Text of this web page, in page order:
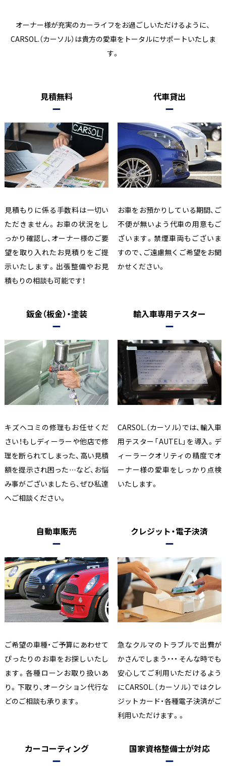
オーナー様が充実のカーライフをお過ごしいただけるように、
CARSOL.（カーソル）は貴方の愛車をトータルにサポートいたしま
す。
見積無料
見積もりに係る手数料は一切い
ただきません。お車の状況をし
っかり確認し、オーナー様のご要
望を取り入れたお見積りをご提
示いたします。出張整備やお見
積もりの相談も可能です！
代車貸出
お車をお預かりしている期間、ご
不便が無いよう代車の用意もご
ざいます。禁煙車両もございま
すので、ご遠慮無くご希望をお聞
かせください。
鈑金（板金）・塗装
キズヘコミの修理もお任せくだ
さい！もしディーラーや他店で修
理を断られてしまった、高い見積
額を提示され困った…など、お悩
み事がございましたら、ぜひ私達
へご相談ください。
輸入車専用テスター
CARSOL.（カーソル）では、輸入車
用テスター「AUTEL」を導入。デ
ィーラークオリティの精度でオ
ーナー様の愛車をしっかり点検
いたします。
自動車販売
ご希望の車種・ご予算にあわせて
ぴったりのお車をお探しいたし
ます。各種ローンお取り扱いあ
り。下取り、オークション代行な
どのご相談も承ります。
クレジット・電子決済
急なクルマのトラブルで出費が
かさんでしまう・・・ そんな時でも
安心してご利用いただけるよう
にCARSOL.（カーソル）ではクレ
ジットカード・各種電子決済がご
利用いただけます。。
カーコーティング 国家資格整備士が対応